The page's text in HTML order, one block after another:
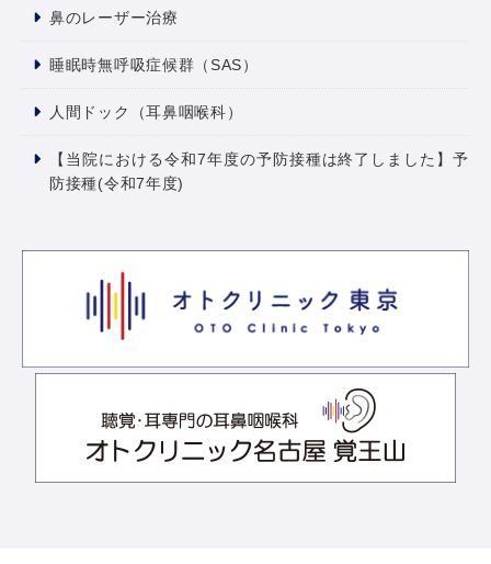
鼻のレーザー治療
睡眠時無呼吸症候群（SAS）
人間ドック（耳鼻咽喉科）
【当院における令和7年度の予防接種は終了しました】予
防接種(令和7年度)